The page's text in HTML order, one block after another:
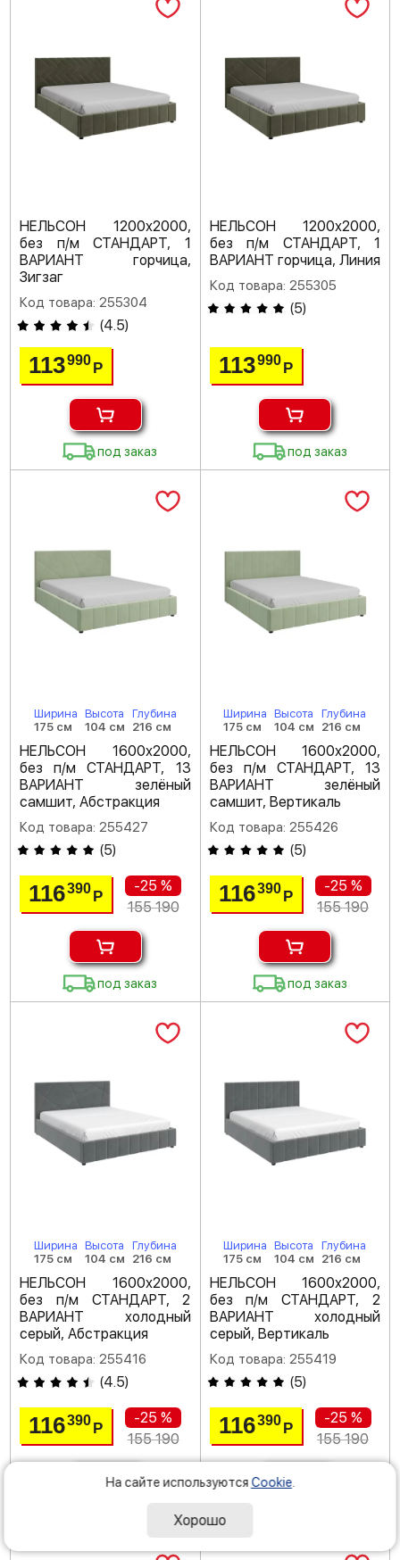
НЕЛЬСОН 1200х2000,
без п/м СТАНДАРТ, 1
ВАРИАНТ горчица,
Зигзаг
Код товара: 255304
(4.5)
113990Р
под заказ
НЕЛЬСОН 1200х2000,
без п/м СТАНДАРТ, 1
ВАРИАНТ горчица, Линия
Код товара: 255305
(5)
113990 Р
под заказ
Ширина
175 см
Высота
104 см
Глубина
216 см
НЕЛЬСОН 1600х2000,
без п/м СТАНДАРТ, 13
ВАРИАНТ зелёный
самшит, Абстракция
Код товара: 255427
(5)
116390Р
-25 %
155 190
под заказ
Ширина
175 см
Высота
104 см
Глубина
216 см
НЕЛЬСОН 1600х2000,
без п/м СТАНДАРТ, 13
ВАРИАНТ зелёный
самшит, Вертикаль
Код товара: 255426
(5)
116390 Р
-25 %
155 190
под заказ
Ширина
175 см
Высота
104 см
Глубина
216 см
НЕЛЬСОН 1600х2000,
без п/м СТАНДАРТ, 2
ВАРИАНТ холодный
серый, Абстракция
Код товара: 255416
(4.5)
116390Р
-25 %
155 190
Ширина
175 см
Высота
104 см
Глубина
216 см
НЕЛЬСОН 1600х2000,
без п/м СТАНДАРТ, 2
ВАРИАНТ холодный
серый, Вертикаль
Код товара: 255419
(5)
116390 Р
-25 %
155 190
На сайте используются Cookie
Хорошо